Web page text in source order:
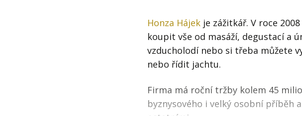
Honza Hájek je zážitkář. V roce
koupit vše od masáží, degustací a
vzducholodí nebo si třeba můžete
nebo řídit jachtu.
Firma má roční tržby kolem 45
byznysového i velký osobní příběh